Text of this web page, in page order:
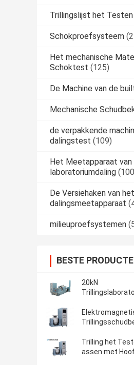
Trillingslijst het Testen
Schokproefsysteem
Het mechanische
Schoktest (125)
De Machine van de
Mechanische
de verpakkende
dalingstest (109)
Het Meetapparaat van
laboratoriumdaling
De Versiehaken van het
dalingsmeetapparaat
milieuproefsystemen
BESTE
20kN
Testen
Trilling het
assen met